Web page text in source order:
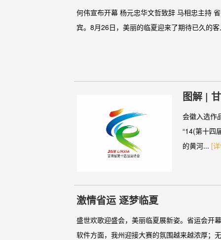
何伟宣布开幕 杨元忠华文哲致辞 马相忠主持
宾。8月26日，美丽的临夏迎来了期待已久
图解 |
会徽入选作
“14(第十四
的黄河... [
激情省运 逐梦临夏
盛世欢歌迎盛会，美丽临夏展新姿。省运会开
软件方面，我州迎接大赛的氛围越来越浓厚；